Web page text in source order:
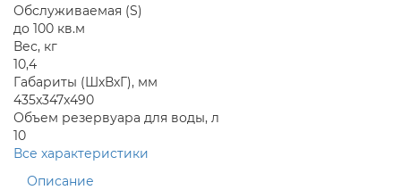
Обслуживаемая (S)
до 100 кв.м
Вес, кг
10,4
Габариты (ШхВхГ), мм
435x347x490
Объем резервуара для воды, л
10
Все характеристики
Описание